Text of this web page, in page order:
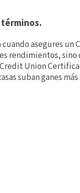
asegures un
rendimientos,
Union
suban ganes